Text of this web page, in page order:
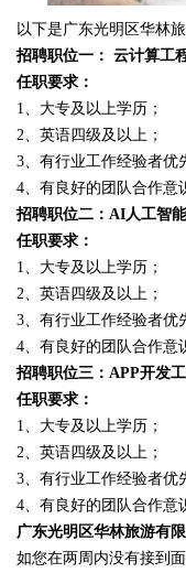
以下是广东光明区华林
招聘职位一： 云计算工
任职要求：
1、大专及以上学历；
2、英语四级及以上；
3、有行业工作经验者优
4、有良好的团队合作意
招聘职位二：AI人工智
任职要求：
1、大专及以上学历；
2、英语四级及以上；
3、有行业工作经验者优
4、有良好的团队合作意
招聘职位三：APP开发
任职要求：
1、大专及以上学历；
2、英语四级及以上；
3、有行业工作经验者优
4、有良好的团队合作意
广东光明区华林旅游有
如您在两周内没有接到